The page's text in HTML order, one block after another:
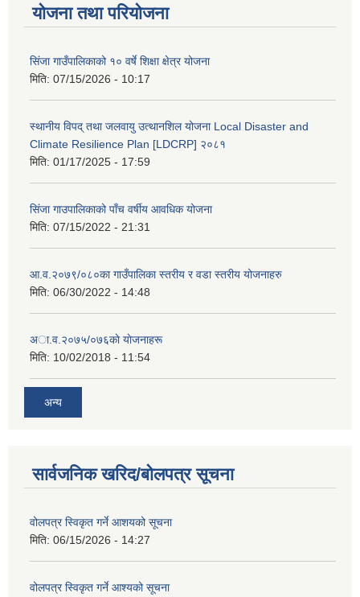
योजना तथा परियोजना
सिंजा गाउँपालिकाको १० वर्षे शिक्षा क्षेत्र योजना
मिति: 07/15/2026 - 10:17
स्थानीय विपद् तथा जलवायु उत्थानशिल योजना Local Disaster and
Climate Resilience Plan [LDCRP] २०८१
मिति: 01/17/2025 - 17:59
सिंजा गाउपालिकाको पाँच वर्षीय आवधिक योजना
मिति: 07/15/2022 - 21:31
आ.व.२०७९/०८०का गाउँपालिका स्तरीय र वडा स्तरीय योजनाहरु
मिति: 06/30/2022 - 14:48
अा‍‍.व.२०७५/०७६काे याेजनाहरू
मिति: 10/02/2018 - 11:54
अन्य
सार्वजनिक खरिद/बोलपत्र सूचना
वोलपत्र स्विकृत गर्ने आशयको सूचना
मिति: 06/15/2026 - 14:27
वोलपत्र स्विकृत गर्ने आश्यको सूचना